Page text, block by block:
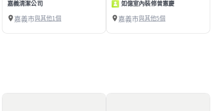
嘉義清潔公司
嘉義市與其他1個
如億室內裝修曾憲慶
嘉義市與其他5個